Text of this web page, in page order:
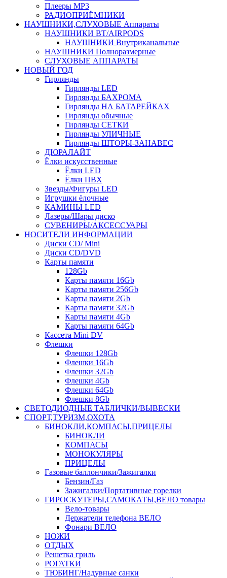
Плееры MP3
РАДИОПРИЁМНИКИ
НАУШНИКИ,СЛУХОВЫЕ Аппараты
НАУШНИКИ BT/AIRPODS
НАУШНИКИ Внутриканальные
НАУШНИКИ Полноразмерные
СЛУХОВЫЕ АППАРАТЫ
НОВЫЙ ГОД
Гирлянды
Гирлянды LED
Гирлянды БАХРОМА
Гирлянды НА БАТАРЕЙКАХ
Гирлянды обычные
Гирлянды СЕТКИ
Гирлянды УЛИЧНЫЕ
Гирлянды ШТОРЫ-ЗАНАВЕС
ДЮРАЛАЙТ
Ёлки искусственные
Ёлки LED
Ёлки ПВХ
Звезды/Фигуры LED
Игрушки ёлочные
КАМИНЫ LED
Лазеры/Шары диско
СУВЕНИРЫ/АКСЕССУАРЫ
НОСИТЕЛИ ИНФОРМАЦИИ
Диски CD/ Mini
Диски CD/DVD
Карты памяти
128Gb
Карты памяти 16Gb
Карты памяти 256Gb
Карты памяти 2Gb
Карты памяти 32Gb
Карты памяти 4Gb
Карты памяти 64Gb
Кассета Mini DV
Флешки
Флешки 128Gb
Флешки 16Gb
Флешки 32Gb
Флешки 4Gb
Флешки 64Gb
Флешки 8Gb
СВЕТОДИОДНЫЕ ТАБЛИЧКИ/ВЫВЕСКИ
СПОРТ,ТУРИЗМ,ОХОТА
БИНОКЛИ,КОМПАСЫ,ПРИЦЕЛЫ
БИНОКЛИ
КОМПАСЫ
МОНОКУЛЯРЫ
ПРИЦЕЛЫ
Газовые баллончики/Зажигалки
Бензин/Газ
Зажигалки/Портативные горелки
ГИРОСКУТЕРЫ,САМОКАТЫ,ВЕЛО товары
Вело-товары
Держатели телефона ВЕЛО
Фонари ВЕЛО
НОЖИ
ОТДЫХ
Решетка гриль
РОГАТКИ
ТЮБИНГ/Надувные санки